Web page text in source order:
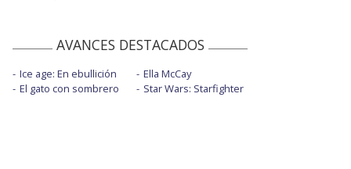
AVANCES DESTACADOS
Ice age: En ebullición
El gato con sombrero
Ella McCay
Star Wars: Starfighter